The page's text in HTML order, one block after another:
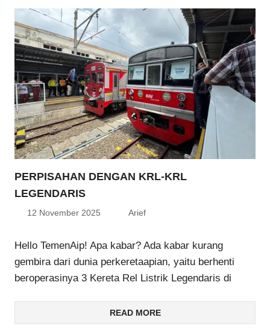
PERPISAHAN DENGAN KRL-KRL
LEGENDARIS
12 November 2025 Arief
Hello TemenAip! Apa kabar? Ada kabar kurang
gembira dari dunia perkeretaapian, yaitu berhenti
beroperasinya 3 Kereta Rel Listrik Legendaris di
READ MORE